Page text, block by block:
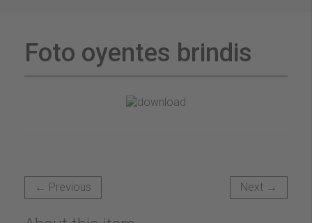
Foto oyentes brindis
← Previous Next →